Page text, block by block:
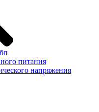
питания
напряжения